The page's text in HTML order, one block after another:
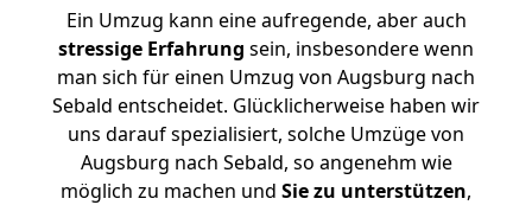
Ein Umzug kann eine aufregende, aber auch
stressige Erfahrung sein, insbesondere wenn
man sich für einen Umzug von Augsburg nach
Sebald entscheidet. Glücklicherweise haben wir
uns darauf spezialisiert, solche Umzüge von
Augsburg nach Sebald, so angenehm wie
möglich zu machen und Sie zu unterstützen,